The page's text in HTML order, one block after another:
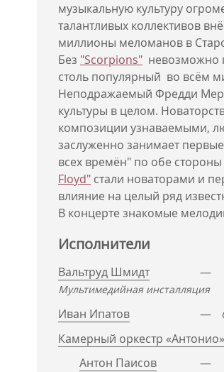
музыкальную культуру
талантливых коллективов
миллионы меломанов в
Без "Scorpions" невозможно
столь популярный во всём
Неподражаемый Фредди
культуры в целом.
композиции узнаваемыми,
заслуженно занимает
всех времён" по обе
Floyd" стали новаторами и
влияние на целый ряд
В концерте знакомые
Исполнители
Вальтруд Шмидт —
Мультимедийная инсталляция
Иван Ипатов —
Камерный оркестр «Антонио»
Антон Паисов
—